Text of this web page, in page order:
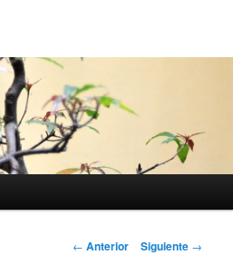
Navegación
← Anterior Siguiente →